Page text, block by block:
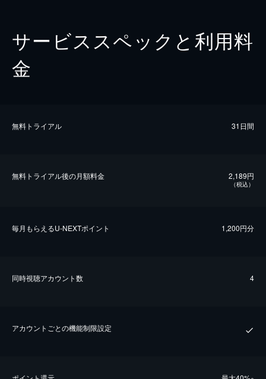
サービススペックと利用料
金
無料トライアル 31日間
無料トライアル後の⽉額料金 2,189円
（税込）
毎⽉もらえるU-NEXTポイント 1,200円分
同時視聴アカウント数 4
アカウントごとの機能制限設定